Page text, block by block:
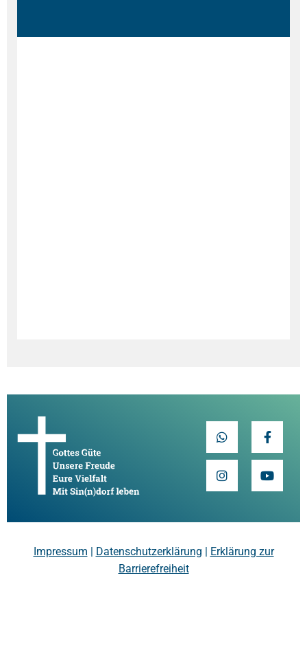
Impressum Datenschutzerklärung
Erklärung zur
Barrierefreiheit